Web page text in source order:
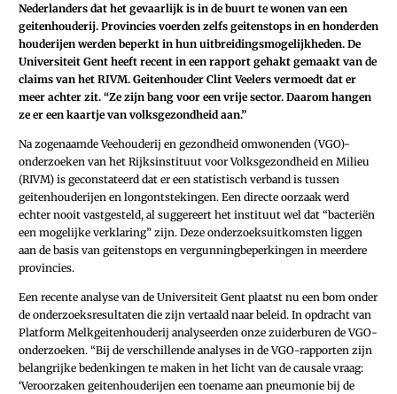
Nederlanders dat het gevaarlijk is in de buurt te wonen van een
geitenhouderij. Provincies voerden zelfs geitenstops in en honderden
houderijen werden beperkt in hun uitbreidingsmogelijkheden. De
Universiteit Gent heeft recent in een rapport gehakt gemaakt van de
claims van het RIVM. Geitenhouder Clint Veelers vermoedt dat er
meer achter zit. “Ze zijn bang voor een vrije sector. Daarom hangen
ze er een kaartje van volksgezondheid aan.”
Na zogenaamde Veehouderij en gezondheid omwonenden (VGO)-
onderzoeken van het Rijksinstituut voor Volksgezondheid en Milieu
(RIVM) is geconstateerd dat er een statistisch verband is tussen
geitenhouderijen en longontstekingen. Een directe oorzaak werd
echter nooit vastgesteld, al suggereert het instituut wel dat “bacteriën
een mogelijke verklaring” zijn. Deze onderzoeksuitkomsten liggen
aan de basis van geitenstops en vergunningbeperkingen in meerdere
provincies.
Een recente analyse van de Universiteit Gent plaatst nu een bom onder
de onderzoeksresultaten die zijn vertaald naar beleid. In opdracht van
Platform Melkgeitenhouderij analyseerden onze zuiderburen de VGO-
onderzoeken. “Bij de verschillende analyses in de VGO-rapporten zijn
belangrijke bedenkingen te maken in het licht van de causale vraag:
‘Veroorzaken geitenhouderijen een toename aan pneumonie bij de